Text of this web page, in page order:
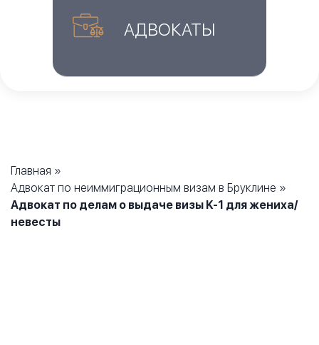
АДВОКАТЫ
Главная »
Адвокат по неиммиграционным визам в Бруклине »
Адвокат по делам о выдаче визы K-1 для жениха/
невесты